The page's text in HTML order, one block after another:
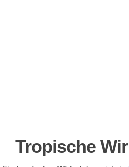
Tropische